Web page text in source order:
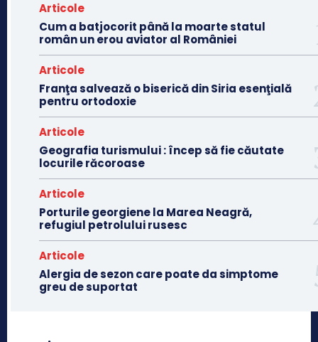
Articole
Cum a batjocorit până la moarte statul
român un erou aviator al României
Articole
Franţa salvează o biserică din Siria esenţială
pentru ortodoxie
Articole
Geografia turismului : încep să fie căutate
locurile răcoroase
Articole
Porturile georgiene la Marea Neagră,
refugiul petrolului rusesc
Articole
Alergia de sezon care poate da simptome
greu de suportat